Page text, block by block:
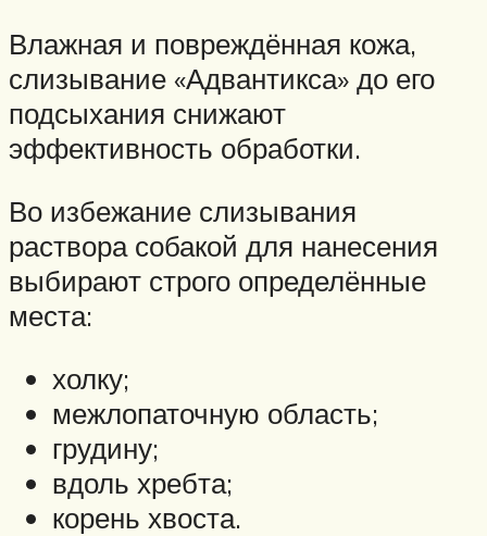
Влажная и повреждённая кожа,
слизывание «Адвантикса» до его
подсыхания снижают
эффективность обработки.
Во избежание слизывания
раствора собакой для нанесения
выбирают строго определённые
места:
холку;
межлопаточную область;
грудину;
вдоль хребта;
корень хвоста.